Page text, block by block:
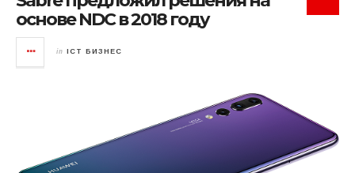
основе NDC в 2018 году
in ICT БИЗНЕС